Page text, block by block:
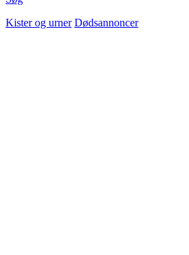
Kister og urner Dødsannoncer